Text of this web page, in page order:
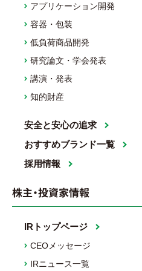
アプリケーション開発
容器・包装
低負荷商品開発
研究論文・学会発表
講演・発表
知的財産
安全と安心の追求
おすすめブランド一覧
採用情報
株主・投資家情報
IRトップページ
CEOメッセージ
IRニュース一覧